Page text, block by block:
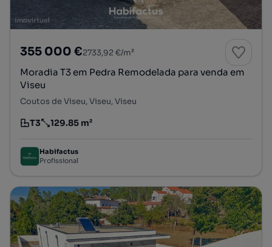
355 000 €2733,92 €/m²
Moradia T3 em Pedra Remodelada para venda em
Viseu
Coutos de Viseu, Viseu, Viseu
Tipologia
T3
Preço por metro quadrado
129.85 m²
Habifactus
Profissional